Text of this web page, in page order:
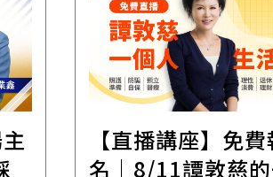
打造安心住的家｜
修前必懂！住到老